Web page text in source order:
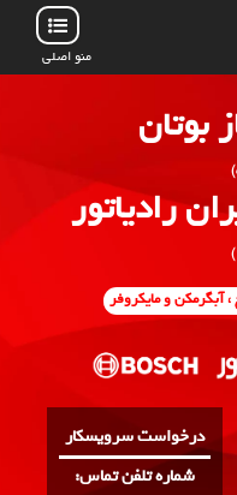
منو اصلی
بوتان
رادیاتور
آبگرمکن و مایکروفر
درخواست سرویسکار
:شماره تلفن تماس